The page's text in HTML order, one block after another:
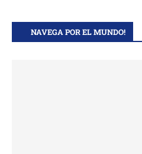
NAVEGA POR EL MUNDO!